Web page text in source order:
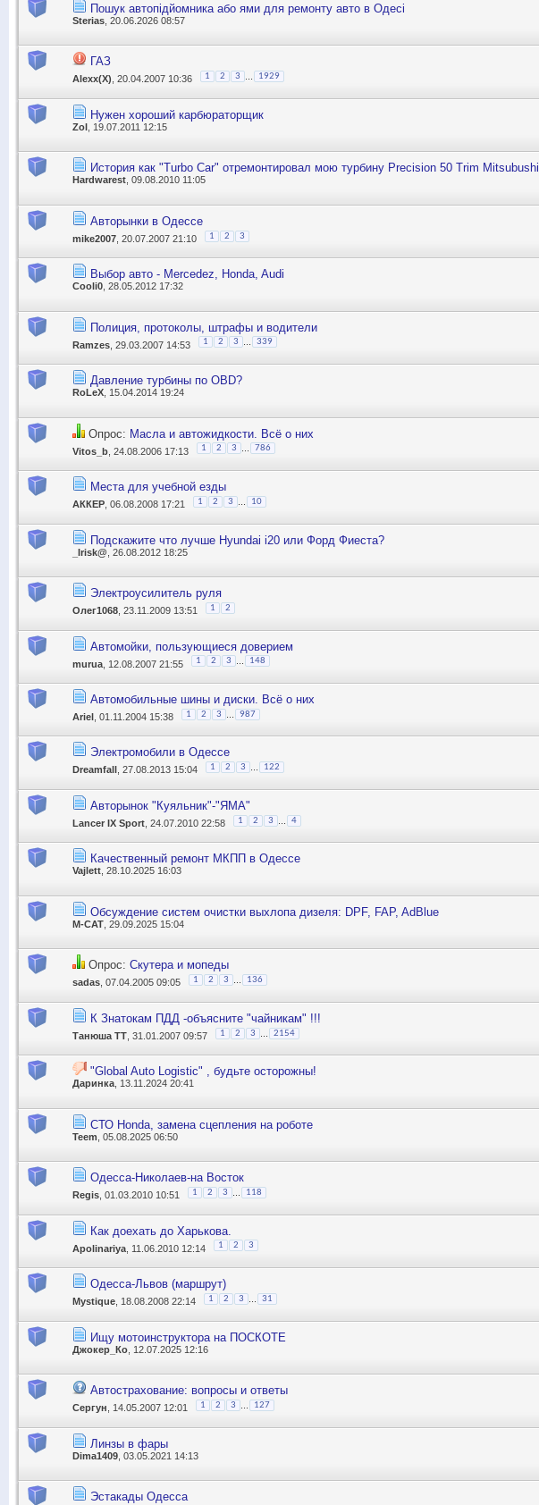
Пошук автопідйомника або ями для ремонту авто в Одесі
Sterias , 20.06.2026 08:57
ГАЗ
Alexx(X) , 20.04.2007 10:36 1 2 3 1929
Нужен хороший карбюраторщик
Zol , 19.07.2011 12:15
История как "Turbo Car" отремонтировал мою турбину Precision 50 Trim Mitsubushi
Hardwarest , 09.08.2010 11:05
Авторынки в Одессе
mike2007 , 20.07.2007 21:10 1 2 3
Выбор авто - Mercedez, Honda, Audi
Cooli0 , 28.05.2012 17:32
Полиция, протоколы, штрафы и водители
Ramzes , 29.03.2007 14:53 1 2 3 ... 339
Давление турбины по OBD?
RoLeX , 15.04.2014 19:24
Опрос: Масла и автожидкости. Всё о них
Vitos_b , 24.08.2006 17:13 1 2 3 ... 786
Места для учебной езды
АККЕР , 06.08.2008 17:21 1 2 3 10
Подскажите что лучше Hyundai i20 или Форд Фиеста?
_Irisk@ , 26.08.2012 18:25
Электроусилитель руля
Олег1068 , 23.11.2009 13:51 1 2
Автомойки, пользующиеся доверием
murua , 12.08.2007 21:55 1 2 3 148
Автомобильные шины и диски. Всё о них
Ariel , 01.11.2004 15:38 1 2 3 987
Электромобили в Одессе
Dreamfall , 27.08.2013 15:04 1 2 3 122
Авторынок "Куяльник"-"ЯМА"
Lancer IX Sport , 24.07.2010 22:58 1 2 3 4
Качественный ремонт МКПП в Одессе
Vajlett, 28.10.2025 16:03
Обсуждение систем очистки выхлопа дизеля: DPF, FAP, AdBlue
M-CAT , 29.09.2025 15:04
Опрос: Скутера и мопеды
sadas , 07.04.2005 09:05 1 2 3 136
К Знатокам ПДД -объясните "чайникам" !!!
Танюша ТТ , 31.01.2007 09:57 1 2 3 2154
"Global Auto Logistic" , будьте осторожны!
Даринка , 13.11.2024 20:41
СТО Honda, замена сцепления на роботе
Teem , 05.08.2025 06:50
Одесса-Николаев-на Восток
Regis , 01.03.2010 10:51 1 2 3 118
Как доехать до Харькова.
Apolinariya , 11.06.2010 12:14 1 2 3
Одесса-Львов (маршрут)
Mystique , 18.08.2008 22:14 1 2 3 31
Ищу мотоинструктора на ПОСКОТЕ
Джокер_Ко , 12.07.2025 12:16
Автострахование: вопросы и ответы
Сергун , 14.05.2007 12:01 1 2 3 127
Линзы в фары
Dima1409 , 03.05.2021 14:13
Эстакады Одесса